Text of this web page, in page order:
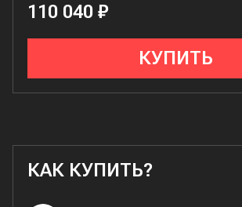
110 040 ₽
КУПИТЬ
КАК КУПИТЬ?